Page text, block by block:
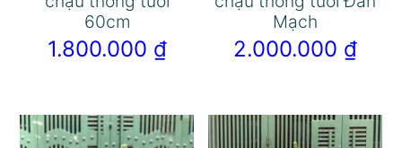
60cm
1.800.000 ₫
Mạch
2.000.000 ₫